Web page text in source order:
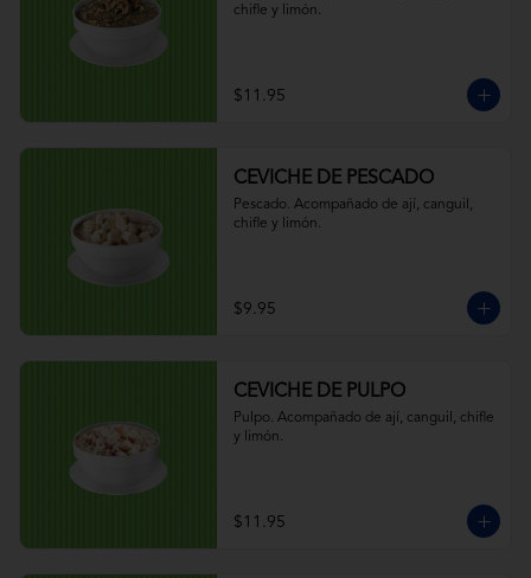
chifle y limón.
$11.95
CEVICHE DE PESCADO
Pescado. Acompañado de ají, canguil,
chifle y limón.
$9.95
CEVICHE DE PULPO
Pulpo. Acompañado de ají, canguil, chifle
y limón.
$11.95